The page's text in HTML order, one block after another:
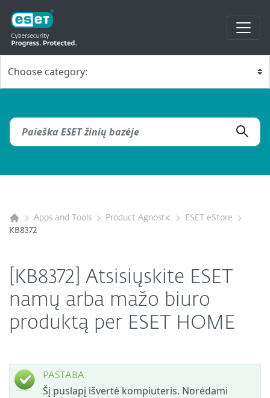
Apps and Tools Product Agnostic
ESET eStore
KB8372
[KB8372] Atsisiųskite ESET
namų arba mažo biuro
produktą per ESET HOME
PASTABA:
Šį puslapį išvertė kompiuteris. Norėdami